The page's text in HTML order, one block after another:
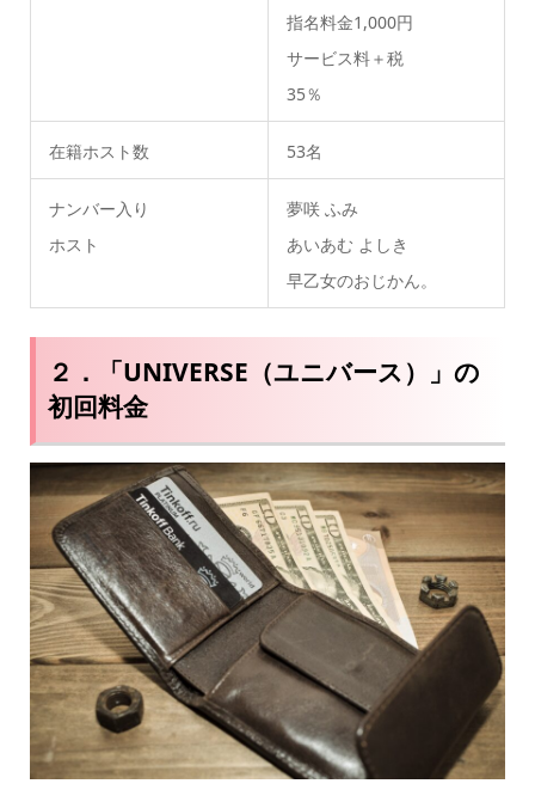
指名料金1,000円
サービス料＋税
35％
在籍ホスト数 53名
ナンバー入り
ホスト
夢咲 ふみ
あいあむ よしき
早乙女のおじかん。
２．「UNIVERSE（ユニバース）」の
初回料金